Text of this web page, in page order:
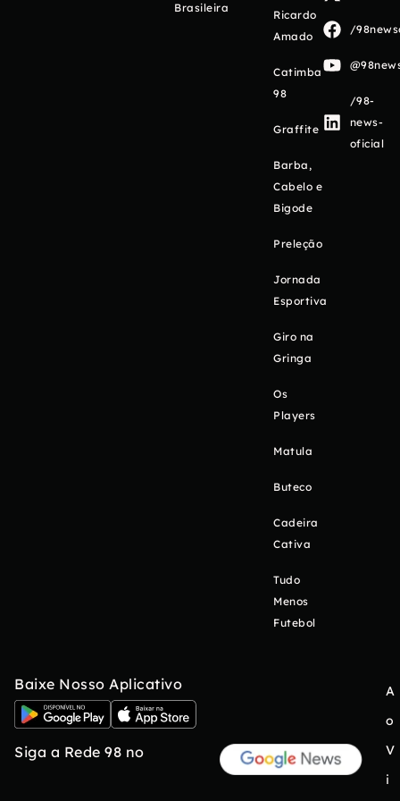
Brasileira
Ricardo
Amado
Catimba
98
Graffite
Barba,
Cabelo e
Bigode
Preleção
Jornada
Esportiva
Giro na
Gringa
Os
Players
Matula
Buteco
Cadeira
Cativa
Tudo
Menos
Futebol
/
/98-
news-
oficial
Baixe Nosso Aplicativo
Siga a Rede 98 no
A
o
V
i